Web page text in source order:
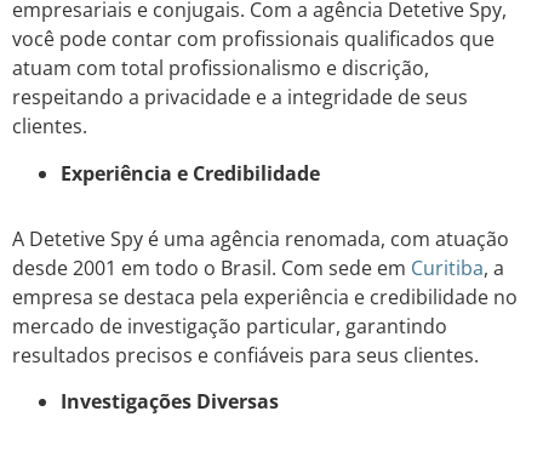
empresariais e conjugais. Com a agência Detetive Spy,
você pode contar com profissionais qualificados que
atuam com total profissionalismo e discrição,
respeitando a privacidade e a integridade de seus
clientes.
Experiência e Credibilidade
A Detetive Spy é uma agência renomada, com atuação
desde 2001 em todo o Brasil. Com sede em Curitiba, a
empresa se destaca pela experiência e credibilidade no
mercado de investigação particular, garantindo
resultados precisos e confiáveis para seus clientes.
Investigações Diversas